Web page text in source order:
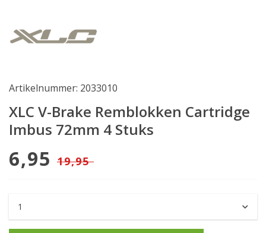
Artikelnummer: 2033010
XLC V-Brake Remblokken Cartridge
Imbus 72mm 4 Stuks
6,95 19,95